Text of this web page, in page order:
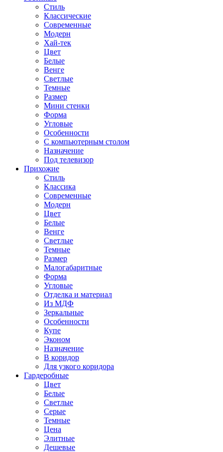
Стиль
Классические
Современные
Модерн
Хай-тек
Цвет
Белые
Венге
Светлые
Темные
Размер
Мини стенки
Форма
Угловые
Особенности
С компьютерным столом
Назначение
Под телевизор
Прихожие
Стиль
Классика
Современные
Модерн
Цвет
Белые
Венге
Светлые
Темные
Размер
Малогабаритные
Форма
Угловые
Отделка и материал
Из МДФ
Зеркальные
Особенности
Купе
Эконом
Назначение
В коридор
Для узкого коридора
Гардеробные
Цвет
Белые
Светлые
Серые
Темные
Цена
Элитные
Дешевые